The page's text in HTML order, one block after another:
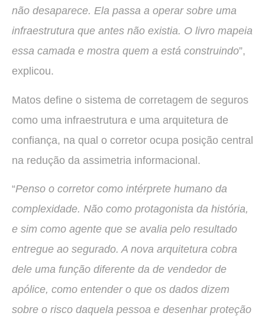
não desaparece. Ela passa a operar sobre uma
infraestrutura que antes não existia. O livro mapeia
essa camada e mostra quem a está construindo”,
explicou.
Matos define o sistema de corretagem de seguros
como uma infraestrutura e uma arquitetura de
confiança, na qual o corretor ocupa posição central
na redução da assimetria informacional.
“Penso o corretor como intérprete humano da
complexidade. Não como protagonista da história,
e sim como agente que se avalia pelo resultado
entregue ao segurado. A nova arquitetura cobra
dele uma função diferente da de vendedor de
apólice, como entender o que os dados dizem
sobre o risco daquela pessoa e desenhar proteção